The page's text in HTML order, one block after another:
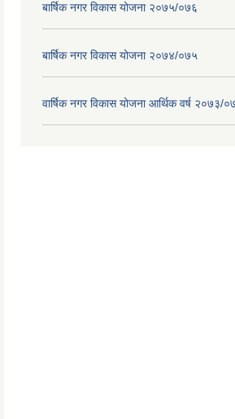
बार्षिक नगर विकास योजना २०७५/०७६
बार्षिक नगर विकास योजना २०७४/०७५
वार्षिक नगर विकास योजना आर्थिक वर्ष २०७३/